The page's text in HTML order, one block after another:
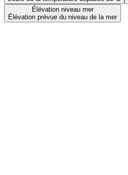
Élévation niveau mer
Élévation prévue du niveau de la mer